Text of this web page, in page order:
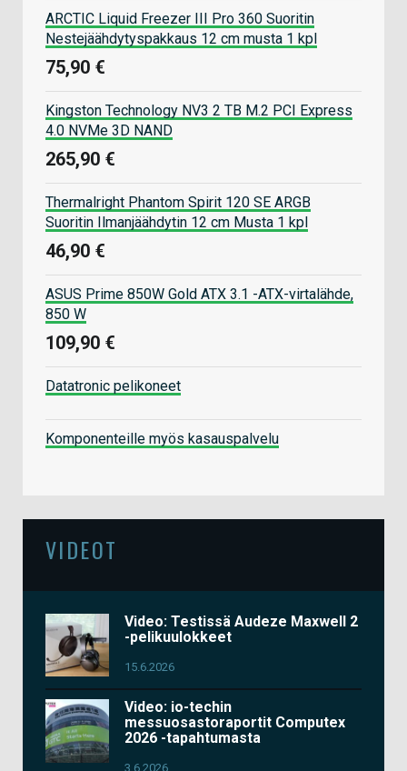
ARCTIC Liquid Freezer III Pro 360 Suoritin
Nestejäähdytyspakkaus 12 cm musta 1 kpl
75,90 €
Kingston Technology NV3 2 TB M.2 PCI Express
4.0 NVMe 3D NAND
265,90 €
Thermalright Phantom Spirit 120 SE ARGB
Suoritin Ilmanjäähdytin 12 cm Musta 1 kpl
46,90 €
ASUS Prime 850W Gold ATX 3.1 -ATX-virtalähde,
850 W
109,90 €
Datatronic pelikoneet
Komponenteille myös kasauspalvelu
VIDEOT
Video: Testissä Audeze Maxwell 2
-pelikuulokkeet
15.6.2026
Video: io-techin
messuosastoraportit Computex
2026 -tapahtumasta
3.6.2026